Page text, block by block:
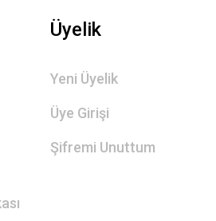
Üyelik
Yeni Üyelik
Üye Girişi
Şifremi Unuttum